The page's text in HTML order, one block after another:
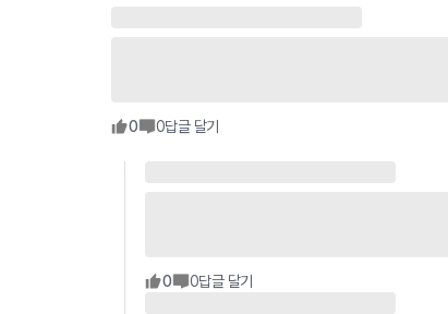
0 0답글 달기
0 0답글 달기